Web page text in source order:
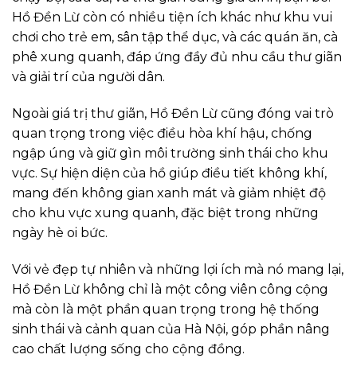
Hồ Đền Lừ còn có nhiều tiện ích khác như khu vui
chơi cho trẻ em, sân tập thể dục, và các quán ăn, cà
phê xung quanh, đáp ứng đầy đủ nhu cầu thư giãn
và giải trí của người dân.
Ngoài giá trị thư giãn, Hồ Đền Lừ cũng đóng vai trò
quan trọng trong việc điều hòa khí hậu, chống
ngập úng và giữ gìn môi trường sinh thái cho khu
vực. Sự hiện diện của hồ giúp điều tiết không khí,
mang đến không gian xanh mát và giảm nhiệt độ
cho khu vực xung quanh, đặc biệt trong những
ngày hè oi bức.
Với vẻ đẹp tự nhiên và những lợi ích mà nó mang lại,
Hồ Đền Lừ không chỉ là một công viên công cộng
mà còn là một phần quan trọng trong hệ thống
sinh thái và cảnh quan của Hà Nội, góp phần nâng
cao chất lượng sống cho cộng đồng.